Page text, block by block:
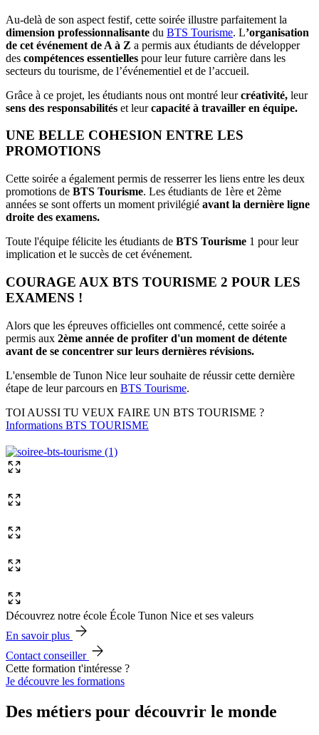
Au-delà de son aspect festif, cette soirée illustre parfaitement la
dimension professionnalisante du BTS Tourisme. L’organisation
de cet événement de A à Z a permis aux étudiants de développer
des compétences essentielles pour leur future carrière dans les
secteurs du tourisme, de l’événementiel et de l’accueil.
Grâce à ce projet, les étudiants nous ont montré leurcréativité, leur
sens des responsabilités et leurcapacité à travailler en équipe.
UNE BELLE COHESION ENTRE LES
PROMOTIONS
Cette soirée a également permis de resserrer les liens entre les deux
promotions de BTS Tourisme. Les étudiants de 1ère et 2ème
années se sont offerts un moment privilégié avant la dernière ligne
droite des examens.
Toute l'équipe félicite les étudiants de BTS Tourisme 1 pour leur
implication et le succès de cet événement.
COURAGE AUX BTS TOURISME 2 POUR LES
EXAMENS !
Alors que les épreuves officielles ont commencé, cette soirée a
permis aux 2ème année de profiter d'un moment de détente
avant de se concentrer sur leurs dernières révisions.
L'ensemble de Tunon Nice leur souhaite de réussir cette dernière
étape de leur parcours en BTS Tourisme.
TOI AUSSI TU VEUX FAIRE UN BTS TOURISME ?
Informations BTS TOURISME
Découvrez notre école École Tunon Nice et ses valeurs
En savoir plus
Contact conseiller
Cette formation t'intéresse ?
Je découvre les formations
Des métiers pour découvrir le monde